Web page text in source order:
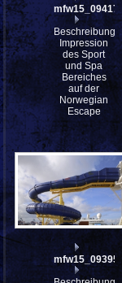
mfw15_094170
Beschreibung:
Impression
des Sport
und Spa
Bereiches
auf der
Norwegian
Escape